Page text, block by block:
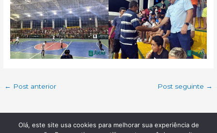
← Post anterior Post seguinte →
Olá, este site usa cookies para melhorar sua experiência de